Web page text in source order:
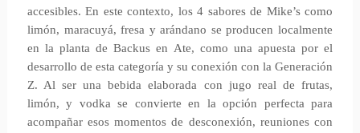
accesibles. En este contexto, los 4 sabores de Mike’s como
limón, maracuyá, fresa y arándano se producen localmente
en la planta de Backus en Ate, como una apuesta por el
desarrollo de esta categoría y su conexión con la Generación
Z. Al ser una bebida elaborada con jugo real de frutas,
limón, y vodka se convierte en la opción perfecta para
acompañar esos momentos de desconexión, reuniones con